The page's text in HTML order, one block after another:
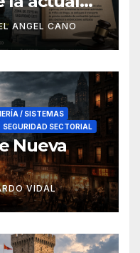
ANGEL CANO
/ SISTEMAS
SEGURIDAD SECTORIAL
Nueva
VIDAL